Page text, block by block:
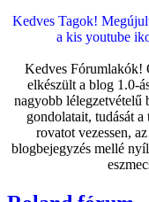
Kedves Tagok!
a kis youtube
Kedves Fórumlakók!
elkészült a blog 1.0-
nagyobb lélegzetvételű
gondolatait, tudását
rovatot vezessen,
blogbejegyzés mellé